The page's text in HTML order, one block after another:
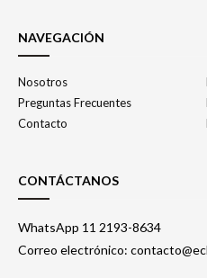
NAVEGACIÓN
Nosotros
Preguntas Frecuentes
Contacto
CONTÁCTANOS
WhatsApp 11 2193-8634
Correo electrónico: